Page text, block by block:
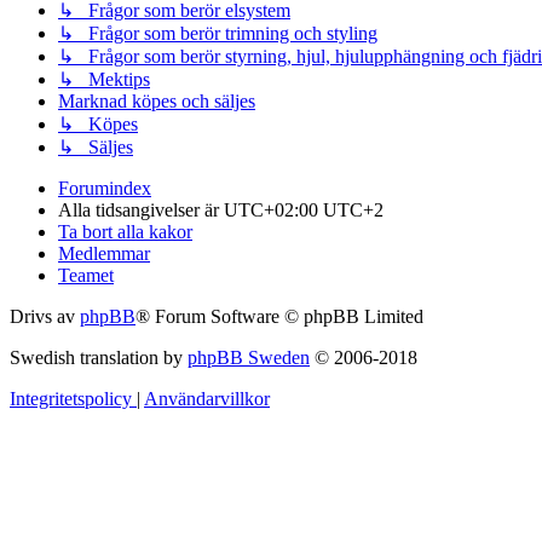
↳ Frågor som berör elsystem
↳ Frågor som berör trimning och styling
↳ Frågor som berör styrning, hjul, hjulupphängning och
↳ Mektips
Marknad köpes och säljes
↳ Köpes
↳ Säljes
Forumindex
Alla tidsangivelser är UTC+02:00 UTC+2
Ta bort alla kakor
Medlemmar
Teamet
Drivs av phpBB® Forum Software © phpBB Limited
Swedish translation by phpBB Sweden © 2006-2018
Integritetspolicy | Användarvillkor